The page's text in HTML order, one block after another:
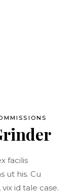
facilis
ut his. Cu
id tale case.